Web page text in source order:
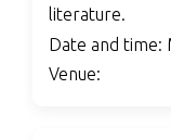
literature.
Date and time:
Venue: